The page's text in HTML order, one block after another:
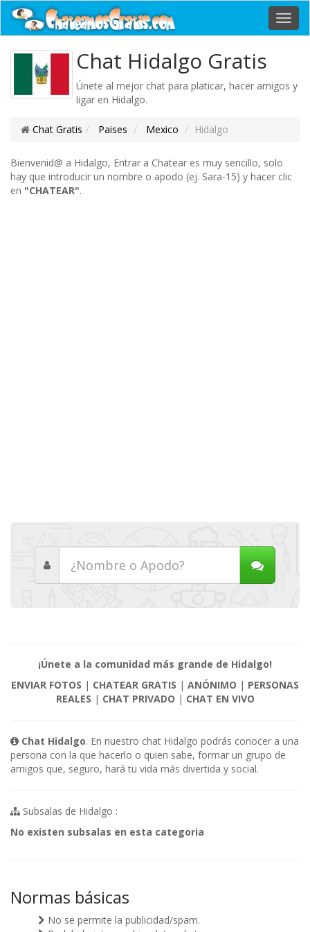
Chat Hidalgo Gratis
Únete al mejor chat para platicar, hacer amigos y
ligar en Hidalgo.
Chat Gratis Paises Mexico Hidalgo
Bienvenid@ a Hidalgo, Entrar a Chatear es muy sencillo, solo
hay que introducir un nombre o apodo (ej. Sara-15) y hacer clic
en "CHATEAR".
¡Únete a la comunidad más grande de Hidalgo!
ENVIAR FOTOS | CHATEAR GRATIS | ANÓNIMO | PERSONAS
REALES | CHAT PRIVADO | CHAT EN VIVO
Chat Hidalgo. En nuestro chat Hidalgo podrás conocer a una
persona con la que hacerlo o quien sabe, formar un grupo de
amigos que, seguro, hará tu vida más divertida y social.
Subsalas de Hidalgo :
No existen subsalas en esta categoria
Normas básicas
No se permite la publicidad/spam.